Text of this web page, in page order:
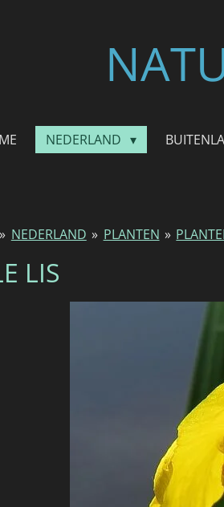
NEDERLAND
» NEDERLAND » PLANTEN »
LIS